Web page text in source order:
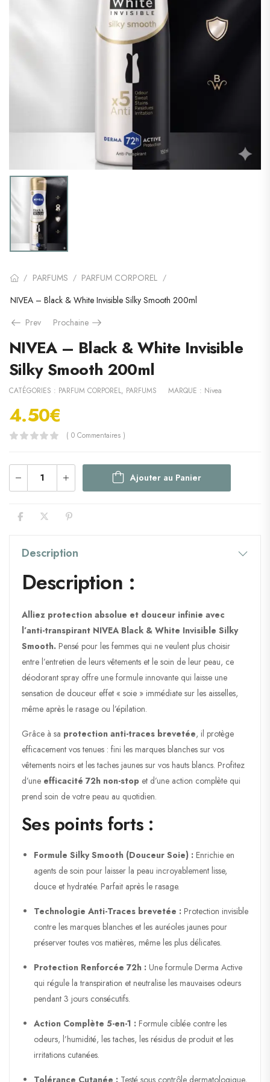
/ PARFUMS / PARFUM CORPOREL /
NIVEA – Black & White Invisible Silky Smooth 200ml
Prev
Prochaine
NIVEA – Black & White Invisible
Silky Smooth 200ml
CATÉGORIES : PARFUM CORPOREL, PARFUMS MARQUE : Nivea
4.50€
( 0 Commentaires )
Ajouter au Panier
Description
Description :
Alliez protection absolue et douceur infinie avec
l’anti-transpirant NIVEA Black & White Invisible Silky
Smooth. Pensé pour les femmes qui ne veulent plus choisir
entre l’entretien de leurs vêtements et le soin de leur peau, ce
déodorant spray offre une formule innovante qui laisse une
sensation de douceur effet « soie » immédiate sur les aisselles,
même après le rasage ou l’épilation.
Grâce à sa protection anti-traces brevetée, il protège
efficacement vos tenues : fini les marques blanches sur vos
vêtements noirs et les taches jaunes sur vos hauts blancs. Profitez
d’une efficacité 72h non-stop et d’une action complète qui
prend soin de votre peau au quotidien.
Ses points forts :
Formule Silky Smooth (Douceur Soie) : Enrichie en
agents de soin pour laisser la peau incroyablement lisse,
douce et hydratée. Parfait après le rasage.
Technologie Anti-Traces brevetée : Protection invisible
contre les marques blanches et les auréoles jaunes pour
préserver toutes vos matières, même les plus délicates.
Protection Renforcée 72h : Une formule Derma Active
qui régule la transpiration et neutralise les mauvaises odeurs
pendant 3 jours consécutifs.
Action Complète 5-en-1 : Formule ciblée contre les
odeurs, l’humidité, les taches, les résidus de produit et les
irritations cutanées.
Tolérance Cutanée : Testé sous contrôle dermatologique,